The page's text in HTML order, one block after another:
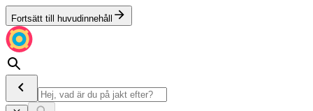
Fortsätt till huvudinnehåll